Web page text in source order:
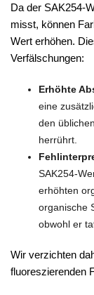
Da der SAK254-
misst, können
Wert erhöhen.
Verfälschungen:
Erhöhte
eine
den
herrührt.
SAK254-
erhöhten
organische
obwohl er
Wir verzichten
fluoreszierenden